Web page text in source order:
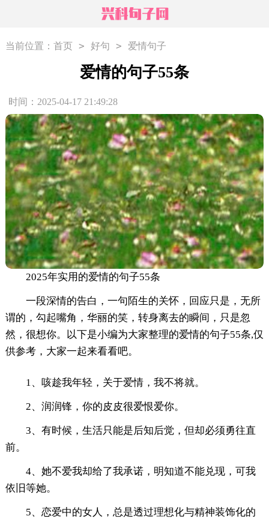
当前位置： 首页 > 好句 > 爱情句子
爱情的句子55条
时间：2025-04-17 21:49:28
2025年实用的爱情的句子55条
一段深情的告白，一句陌生的关怀，回应只是，无所
谓的，勾起嘴角，华丽的笑，转身离去的瞬间，只是忽
然，很想你。以下是小编为大家整理的爱情的句子55条,仅
供参考，大家一起来看看吧。
1、咳趁我年轻，关于爱情，我不将就。
2、润润锋，你的皮皮很爱恨爱你。
3、有时候，生活只能是后知后觉，但却必须勇往直
前。
4、她不爱我却给了我承诺，明知道不能兑现，可我
依旧等她。
5、恋爱中的女人，总是透过理想化与精神装饰化的